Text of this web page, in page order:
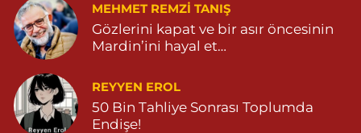
MEHMET REMZI TANIŞ
Gözlerini kapat ve bir asır öncesinin
Mardin’ini hayal et…
REYYEN EROL
50 Bin Tahliye Sonrası Toplumda
Endişe!